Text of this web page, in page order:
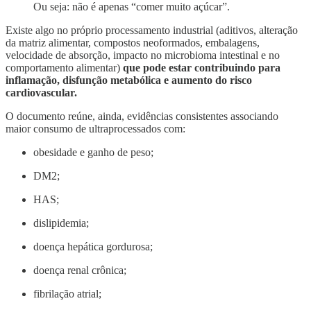
Ou seja: não é apenas “comer muito açúcar”.
Existe algo no próprio processamento industrial (aditivos, alteração
da matriz alimentar, compostos neoformados, embalagens,
velocidade de absorção, impacto no microbioma intestinal e no
comportamento alimentar) que pode estar contribuindo para
inflamação, disfunção metabólica e aumento do risco
cardiovascular.
O documento reúne, ainda, evidências consistentes associando
maior consumo de ultraprocessados com:
obesidade e ganho de peso;
DM2;
⁠HAS;
dislipidemia;
doença hepática gordurosa;
doença renal crônica;
⁠fibrilação atrial;